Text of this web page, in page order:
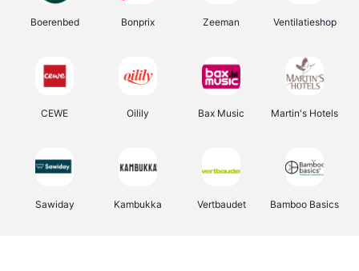
Boerenbed Bonprix Zeeman Ventilatieshop
CEWE Oilily Bax Music Martin's Hotels
Sawiday Kambukka Vertbaudet Bamboo Basics